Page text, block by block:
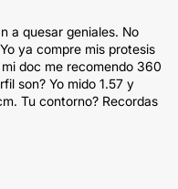
a quesar geniales. No
ya compre mis protesis
doc me recomendo 360
son? Yo mido 1.57 y
Tu contorno? Recordas